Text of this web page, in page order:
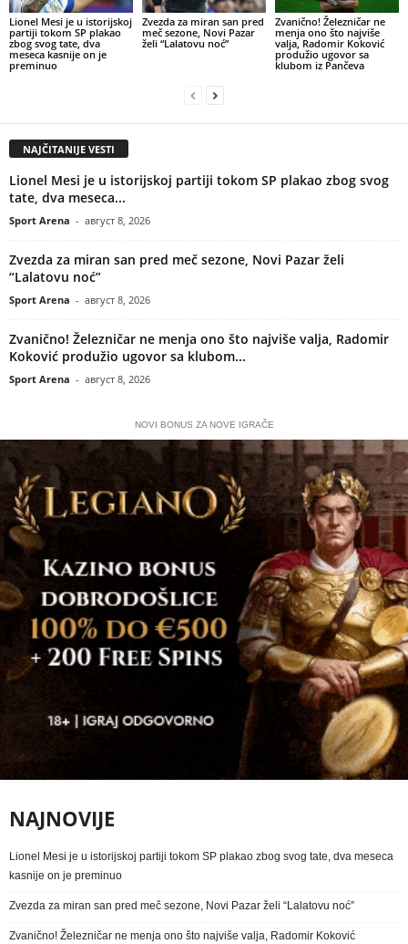
Lionel Mesi je u istorijskoj
partiji tokom SP plakao
zbog svog tate, dva
meseca kasnije on je
preminuo
Zvezda za miran san pred
meč sezone, Novi Pazar
želi “Lalatovu noć”
Zvanično! Železničar ne
menja ono što najviše
valja, Radomir Koković
produžio ugovor sa
klubom iz Pančeva
NAJČITANIJE VESTI
Lionel Mesi je u istorijskoj partiji tokom SP plakao zbog svog
tate, dva meseca...
Sport Arena - август 8, 2026
Zvezda za miran san pred meč sezone, Novi Pazar želi
“Lalatovu noć”
Sport Arena - август 8, 2026
Zvanično! Železničar ne menja ono što najviše valja, Radomir
Koković produžio ugovor sa klubom...
Sport Arena - август 8, 2026
NOVI BONUS ZA NOVE IGRAČE
NAJNOVIJE
Lionel Mesi je u istorijskoj partiji tokom SP plakao zbog svog tate, dva meseca
kasnije on je preminuo
Zvezda za miran san pred meč sezone, Novi Pazar želi “Lalatovu noć”
Zvanično! Železničar ne menja ono što najviše valja, Radomir Koković